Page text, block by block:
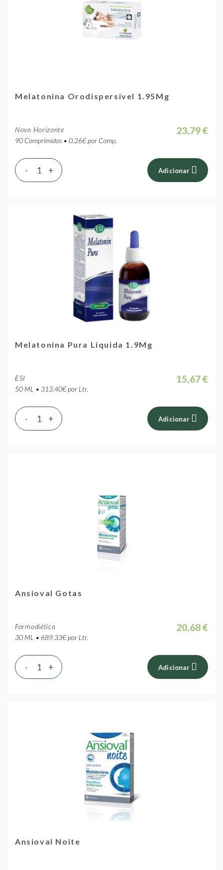
Melatonina Orodispersivel 1.95Mg
Novo Horizonte
90 Comprimidos • 0.26€ por Comp.
23,79 €
+
- Adicionar
Melatonina Pura Liquida 1.9Mg
ESI
50 ML • 313.40€ por Ltr.
15,67 €
+
- Adicionar
Ansioval Gotas
Farmodiética
30 ML • 689.33€ por Ltr.
20,68 €
+
- Adicionar
Ansioval Noite